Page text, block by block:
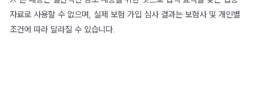
자료로 사용할 수 없으며, 실제 보험 가입 심사 결과는 보험사 및 개인별
조건에 따라 달라질 수 있습니다.